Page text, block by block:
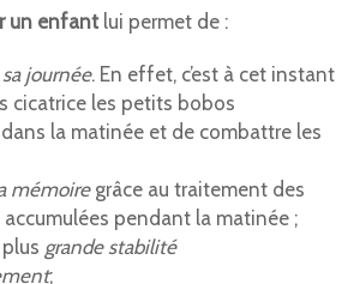
un enfantlui permet de :
journée. En effet, c’est à cet instant
cicatrice les petits bobos
la matinée et de combattre les
mémoiregrâce au traitement des
pendant la matinée ;
grande stabilité
;